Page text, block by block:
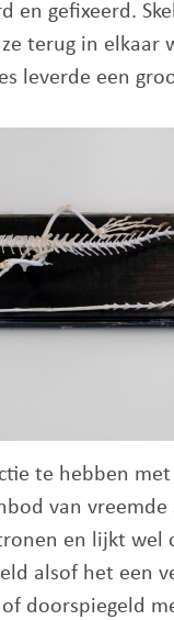
en gefixeerd.
terug in elkaar
leverde een
te hebben
van vreemde
en lijkt wel
alsof het een
doorspiegeld